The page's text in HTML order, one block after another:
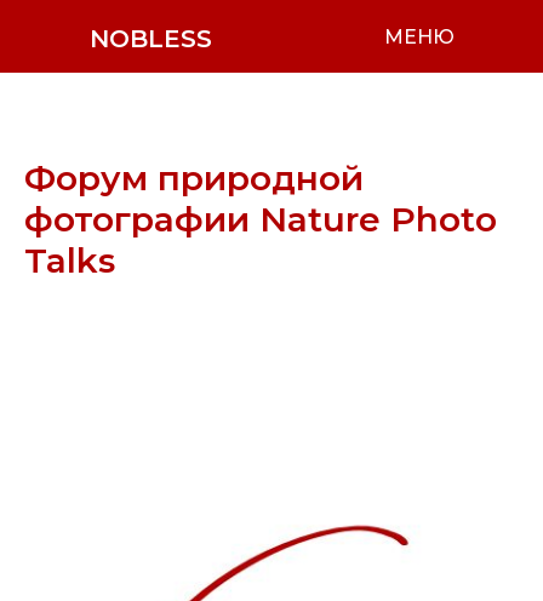
NOBLESS МЕНЮ
Форум природной
фотографии Nature Photo
Talks